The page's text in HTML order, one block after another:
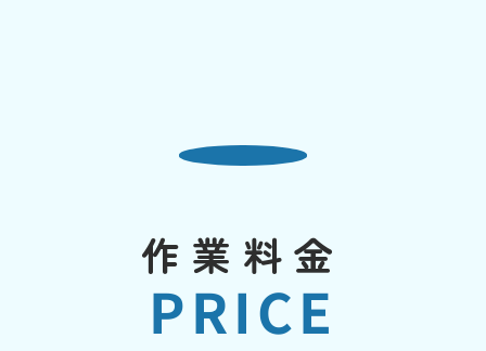
作業料金
PRICE